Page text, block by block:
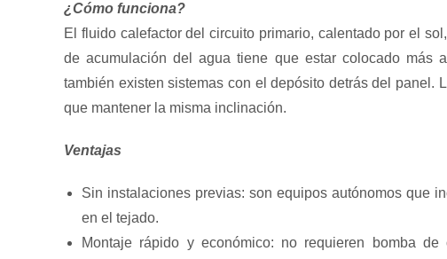
¿Cómo funciona?
El fluido calefactor del circuito primario, calentado por el
de acumulación del agua tiene que estar colocado más
también existen sistemas con el depósito detrás del panel.
que mantener la misma inclinación.
Ventajas
Sin instalaciones previas: son equipos autónomos que
en el tejado.
Montaje rápido y económico: no requieren bomba